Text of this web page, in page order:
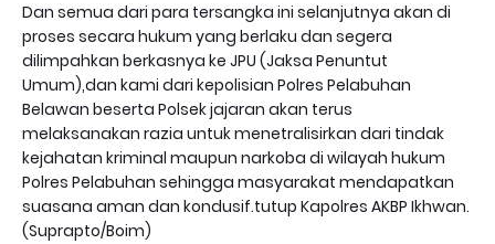
Dan semua dari para tersangka ini selanjutnya akan di
proses secara hukum yang berlaku dan segera
dilimpahkan berkasnya ke JPU (Jaksa Penuntut
Umum),dan kami dari kepolisian Polres Pelabuhan
Belawan beserta Polsek jajaran akan terus
melaksanakan razia untuk menetralisirkan dari tindak
kejahatan kriminal maupun narkoba di wilayah hukum
Polres Pelabuhan sehingga masyarakat mendapatkan
suasana aman dan kondusif.tutup Kapolres AKBP Ikhwan.
(Suprapto/Boim)